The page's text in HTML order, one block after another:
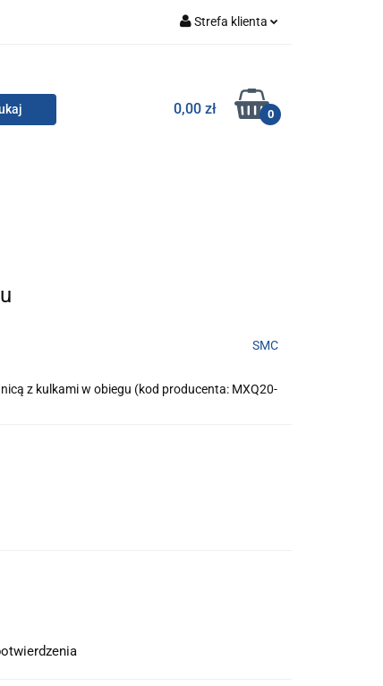
Strefa klienta
Zarejestruj się
Dodaj zgłoszenie
0,00 zł 0
SMC
SMC
z kulkami w obiegu (kod producenta: MXQ20-